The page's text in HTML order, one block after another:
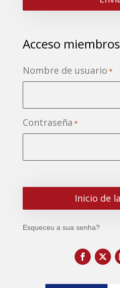
Acceso miembros
Nombre de usuario *
Contraseña *
Esqueceu a sua senha?